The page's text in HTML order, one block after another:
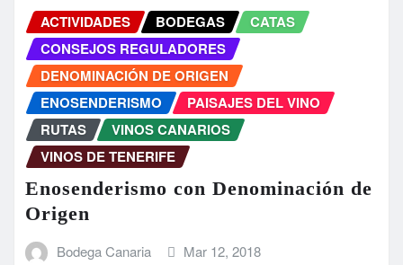
ACTIVIDADES BODEGAS
CATAS
CONSEJOS REGULADORES
DENOMINACIÓN DE ORIGEN
ENOSENDERISMO
PAISAJES DEL VINO
RUTAS
VINOS CANARIOS
VINOS DE TENERIFE
Enosenderismo con Denominación de
Origen
Bodega Canaria Mar 12, 2018